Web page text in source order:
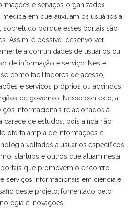
e serviços organizados
em que auxiliam os usuários a
sobretudo porque esses portais são
Assim, é possível desenvolver
a comunidades de usuários ou
de informação e serviço. Neste
como facilitadores de acesso,
e serviços próprios ou advindos
de governos. Nesse contexto, a
informacionais relacionados à
carece de estudos, pois ainda não
oferta ampla de informações e
voltados a usuários específicos,
startups e outros que atuam nesta
que promovem o encontro
serviços informacionais em ciência e
deste projeto, fomentado pelo
e Inovações.